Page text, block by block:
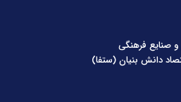
صنایع فرهنگی
دانش بنیان (ستفا)